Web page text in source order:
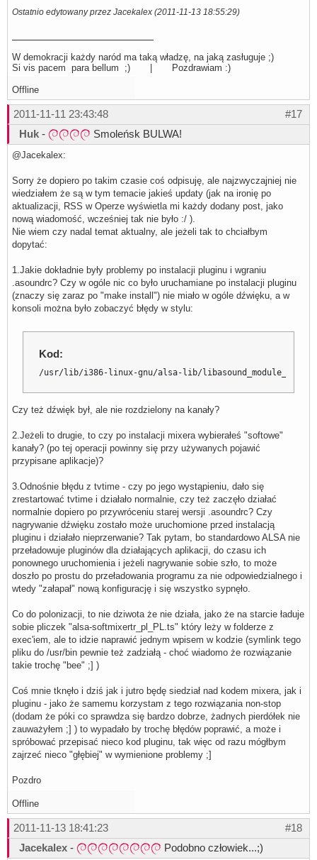
Ostatnio edytowany przez Jacekalex (2011-11-13 18:55:29)
W demokracji każdy naród ma taką władzę, na jaką zasługuje ;)
Si vis pacem para bellum ;) | Pozdrawiam :)
Offline
#17
2011-11-11 23:43:48
Huk - Smoleńsk BULWA!
@Jacekalex:
Sorry że dopiero po takim czasie coś odpisuję, ale najzwyczajniej nie
wiedziałem że są w tym temacie jakieś updaty (jak na ironię po
aktualizacji, RSS w Operze wyświetla mi każdy dodany post, jako
nową wiadomość, wcześniej tak nie było :/ ).
Nie wiem czy nadal temat aktualny, ale jeżeli tak to chciałbym
dopytać:
1.Jakie dokładnie były problemy po instalacji pluginu i wgraniu
.asoundrc? Czy w ogóle nic co było uruchamiane po instalacji pluginu
(znaczy się zaraz po "make install") nie miało w ogóle dźwięku, a w
konsoli można było zobaczyć błędy w stylu:
Kod:
/usr/lib/i386-linux-gnu/alsa-lib/
Czy też dźwięk był, ale nie rozdzielony na kanały?
2.Jeżeli to drugie, to czy po instalacji mixera wybierałeś "softowe"
kanały? (po tej operacji powinny się przy używanych pojawić
przypisane aplikacje)?
3.Odnośnie błędu z tvtime - czy po jego wystąpieniu, dało się
zrestartować tvtime i działało normalnie, czy też zaczęło działać
normalnie dopiero po przywróceniu starej wersji .asoundrc? Czy
nagrywanie dźwięku zostało może uruchomione przed instalacją
pluginu i działało nieprzerwanie? Tak pytam, bo standardowo ALSA nie
przeładowuje pluginów dla działających aplikacji, do czasu ich
ponownego uruchomienia i jeżeli nagrywanie sobie szło, to może
doszło po prostu do przeładowania programu za nie odpowiedzialnego i
wtedy "załapał" nową konfigurację i się wszystko sypnęło.
Co do polonizacji, to nie dziwota że nie działa, jako że na starcie ładuje
sobie pliczek "alsa-softmixertr_pl_PL.ts" który leży w folderze z
exec'iem, ale to idzie naprawić jednym wpisem w kodzie (symlink tego
pliku do /usr/bin pewnie też zadziałą - choć wiadomo że rozwiązanie
takie trochę "bee" ;] )
Coś mnie tknęło i dziś jak i jutro będę siedział nad kodem mixera, jak i
pluginu - jako że samemu korzystam z tego rozwiązania non-stop
(dodam że póki co sprawdza się bardzo dobrze, żadnych pierdółek nie
zauważyłem ;] ) to wypadało by trochę błędów poprawić, a może i
spróbować przepisać nieco kod pluginu, tak więc od razu mógłbym
zajrzeć nieco "głębiej" w wymienione problemy ;]
Pozdro
Offline
#18
2011-11-13 18:41:23
Jacekalex - Podobno człowiek...;)